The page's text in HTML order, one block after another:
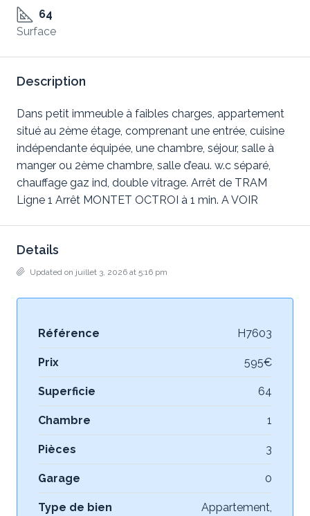
64
Surface
Description
Dans petit immeuble à faibles charges, appartement
situé au 2ème étage, comprenant une entrée, cuisine
indépendante équipée, une chambre, séjour, salle à
manger ou 2ème chambre, salle d’eau. w.c séparé,
chauffage gaz ind, double vitrage. Arrêt de TRAM
Ligne 1 Arrêt MONTET OCTROI à 1 min. A VOIR
Details
Updated on juillet 3, 2026 at 5:16 pm
Référence H7603
Prix 595€
Superficie 64
Chambre 1
Pièces 3
Garage 0
Type de bien
Appartement,